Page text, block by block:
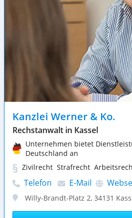
Kanzlei Werner & Ko.
Rechstanwalt in Kassel
Unternehmen bietet
Deutschland an
Zivilrecht Strafrecht
Telefon E-Mail
Willy-Brandt-Platz 2, 34131